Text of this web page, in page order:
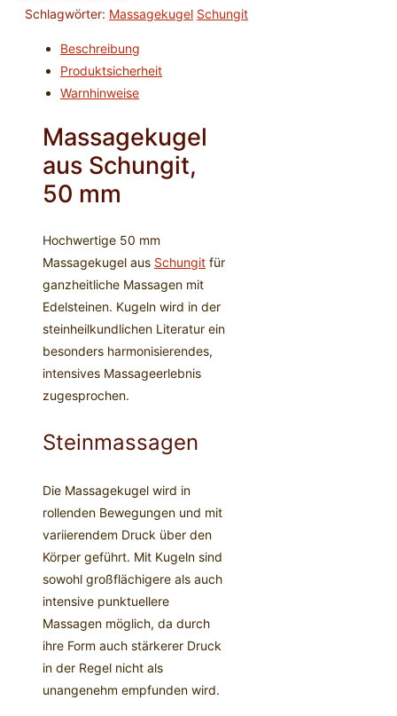
Schlagwörter: Massagekugel Schungit
Beschreibung
Produktsicherheit
Warnhinweise
Massagekugel
aus Schungit,
50 mm
Hochwertige 50 mm
Massagekugel aus Schungit für
ganzheitliche Massagen mit
Edelsteinen. Kugeln wird in der
steinheilkundlichen Literatur ein
besonders harmonisierendes,
intensives Massageerlebnis
zugesprochen.
Steinmassagen
Die Massagekugel wird in
rollenden Bewegungen und mit
variierendem Druck über den
Körper geführt. Mit Kugeln sind
sowohl großflächigere als auch
intensive punktuellere
Massagen möglich, da durch
ihre Form auch stärkerer Druck
in der Regel nicht als
unangenehm empfunden wird.